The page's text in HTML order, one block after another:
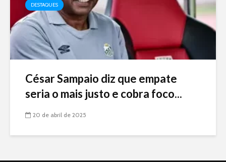
DESTAQUES
César Sampaio diz que empate
seria o mais justo e cobra foco...
20 de abril de 2025